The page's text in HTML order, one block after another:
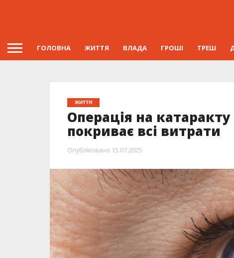
ГОЛОВНА ЖИТТЯ ВЛАДА ГРОШІ ТРЕШ
ЖИТТЯ
Операція на
покриває всі витрати
Опубліковано 15.07.2025